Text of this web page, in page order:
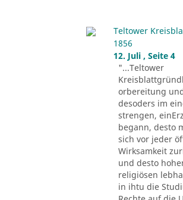
Teltower
1856
12. Juli , Seite 4
"...Teltower
orbereitung
desoders im
strengen,
begann, desto
sich vor jeder
Wirksamkeit
und desto
religiösen
in ihtu die